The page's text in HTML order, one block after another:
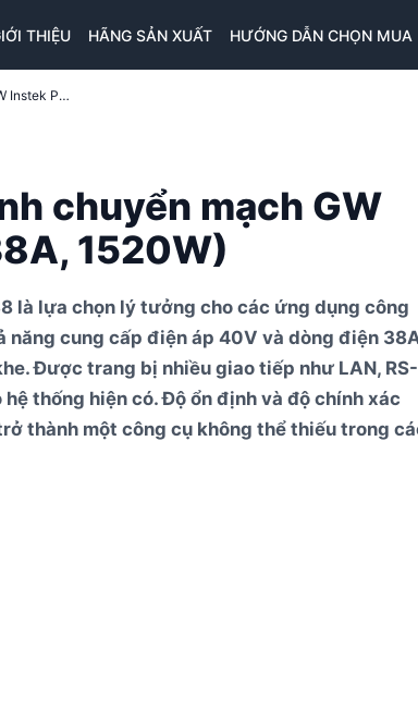
THIỆU HÃNG SẢN XUẤT HƯỚNG DẪN CHỌN MUA
Đánh giá nguồn DC lập trình chuyển mạch GW Instek PSU 40-38 (40V, 38A, 1520W)
chuyển mạch GW
1520W)
là lựa chọn lý tưởng cho các ứng dụng công
năng cung cấp điện áp 40V và dòng điện
Được trang bị nhiều giao tiếp như LAN, RS-
thống hiện có. Độ ổn định và độ chính xác
thành một công cụ không thể thiếu trong